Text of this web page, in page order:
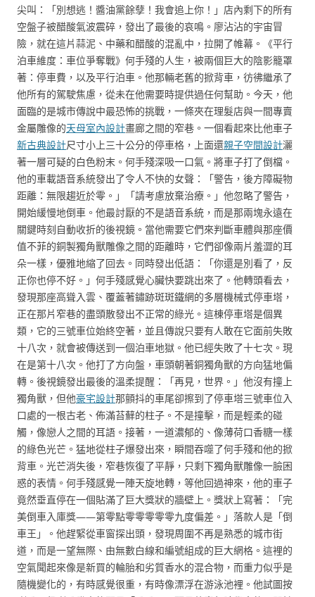
尖叫：「別想逃！醬油黨餘孽！我會追上你！」店內剩下的所有
空盤子被醋酸氣波震碎，發出了最後的哀鳴。廖沾沾的宇宙冒
險，就在這片蒜泥、中藥和醋酸的混亂中，拉開了帷幕。《平行
泊車維度：車位爭奪戰》何手殘的人生，被兩個巨大的陰影籠罩
著：停車費，以及平行泊車。他那輛老舊的掀背車，彷彿繼承了
他所有的駕駛焦慮，從未在他需要時提供過任何幫助。今天，他
面臨的是城市傳說中最恐怖的挑戰，一條夾在理髮店與一間專賣
金屬雕像的天母室內設計畫廊之間的窄巷。一個看起來比他車子
新古典設計尺寸小上三十公分的停車格，上面還親子空間設計灑
著一層可疑的白色粉末。何手殘深吸一口氣。將車子打了倒檔。
他的車載語音系統發出了令人不快的女聲：「警告，後方障礙物
距離：無限趨近於零。」「請考慮放棄治療。」他忽略了警告，
開始緩慢地倒車。他最討厭的不是語音系統，而是那兩塊永遠在
關鍵時刻自動收折的後視鏡。當他需要它們來判斷車體與那座價
值不菲的銅製獨角獸雕像之間的距離時，它們卻像兩片羞澀的耳
朵一樣，優雅地縮了回去。同時發出低語：「你還是別看了，反
正你也停不好。」何手殘感覺心臟快要跳出來了。他轉頭看去，
發現那座高聳入雲、覆蓋著鏽跡斑斑鐵網的多層機械式停車塔，
正在那片窄巷的盡頭散發出不正常的綠光。這棟停車塔是個異
類，它的三號車位始終空著，並且傳說只要有人敢在它面前失敗
十八次，就會被傳送到一個泊車地獄。他已經失敗了十七次。現
在是第十八次。他打了方向盤，車頭朝著銅獨角獸的方向猛地偏
轉。後視鏡發出最後的溫柔提醒：「再見，世界。」他沒有撞上
獨角獸，但他豪宅設計那顫抖的車尾卻擦到了停車塔三號車位入
口處的一根古老、佈滿苔蘚的柱子。不是撞擊，而是輕柔的碰
觸，像戀人之間的耳語。接著，一道濃郁的、像薄荷口香糖一樣
的綠色光芒。猛地從柱子爆發出來，瞬間吞噬了何手殘和他的掀
背車。光芒消失後，窄巷恢復了平靜，只剩下獨角獸雕像一臉困
惑的表情。何手殘感覺一陣天旋地轉，等他回過神來，他的車子
竟然垂直停在一個貼滿了巨大獎狀的牆壁上。獎狀上寫著：「完
美倒車入庫獎——第零點零零零零零九度偏差。」落款人是「倒
車王」。他趕緊從車窗探出頭，發現周圍不再是熟悉的城市街
道，而是一望無際、由無數白線和編號組成的巨大網格。這裡的
空氣聞起來像是新買的輪胎和劣質香水的混合物，而重力似乎是
隨機變化的，有時感覺很重，有時像漂浮在游泳池裡。他試圖按